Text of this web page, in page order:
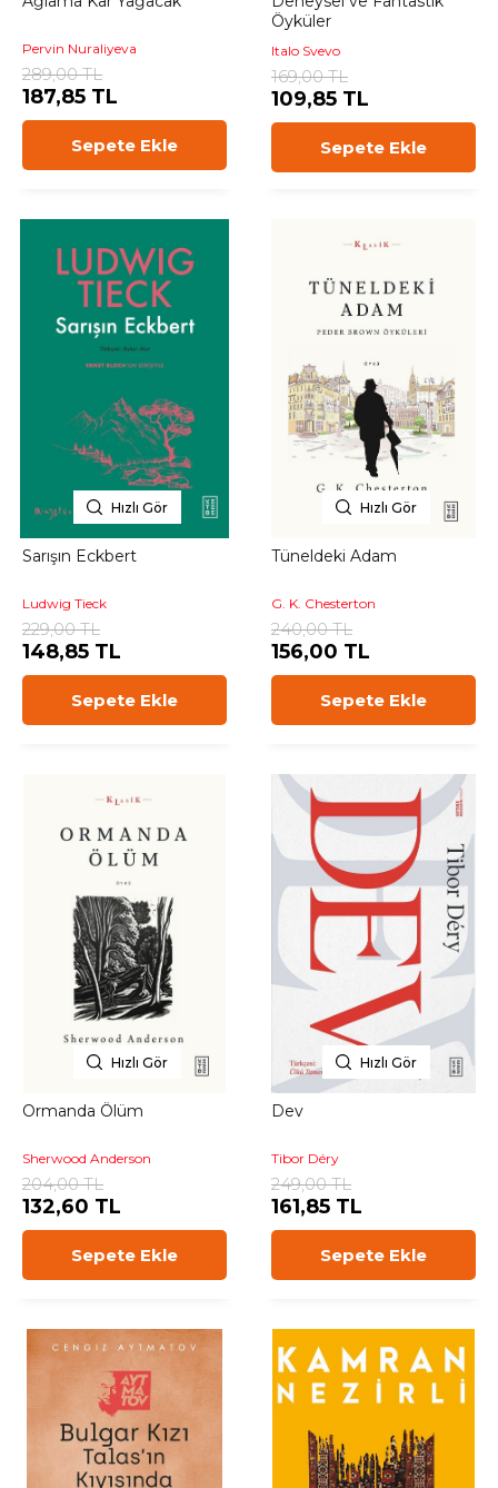
Pervin Nuraliyeva
289,00 TL
187,85 TL
Sepete Ekle
Öyküler
Italo Svevo
169,00 TL
109,85 TL
Sepete Ekle
Hızlı Gör
Sarışın Eckbert
Ludwig Tieck
229,00 TL
148,85 TL
Sepete Ekle
Hızlı Gör
Tüneldeki Adam
G. K. Chesterton
240,00 TL
156,00 TL
Sepete Ekle
Hızlı Gör
Ormanda Ölüm
Sherwood Anderson
204,00 TL
132,60 TL
Sepete Ekle
Hızlı Gör
Dev
Tibor Déry
249,00 TL
161,85 TL
Sepete Ekle